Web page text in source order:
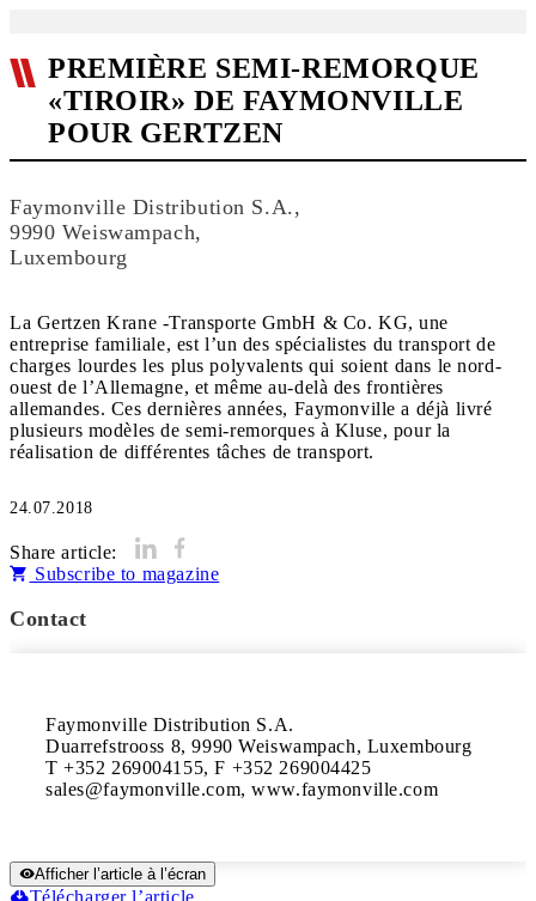
PREMIÈRE SEMI-REMORQUE
«TIROIR» DE FAYMONVILLE
POUR GERTZEN
Faymonville Distribution S.A.,
9990 Weiswampach,
Luxembourg
La Gertzen Krane -Transporte GmbH & Co. KG, une
entreprise familiale, est l’un des spécialistes du transport de
charges lourdes les plus polyvalents qui soient dans le nord-
ouest de l’Allemagne, et même au-delà des frontières
allemandes. Ces dernières années, Faymonville a déjà livré
plusieurs modèles de semi-remorques à Kluse, pour la
réalisation de différentes tâches de transport.
24.07.2018
Share article:
Subscribe to magazine
Contact
Faymonville Distribution S.A.
Duarrefstrooss 8, 9990 Weiswampach, Luxembourg
T +352 269004155, F +352 269004425
sales@faymonville.com, www.faymonville.com
Afficher l’article à l’écran
Télécharger l’article